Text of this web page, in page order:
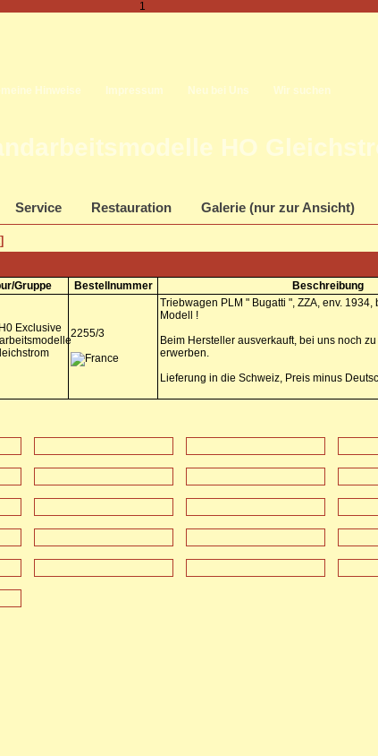
1
Hinweise Impressum Neu bei Uns Wir suchen
HO
Service Restauration Galerie (nur zur Ansicht)
Gruppe Bestellnummer Beschreibung
Exclusive
2255/3
Triebwagen PLM " Bugatti ", ZZA, env.
Modell !
Beim Hersteller ausverkauft, bei uns noch
erwerben.
Lieferung in die Schweiz, Preis minus